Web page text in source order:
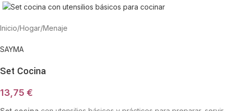
Inicio/Hogar/Menaje
SAYMA
Set Cocina
13,75 €